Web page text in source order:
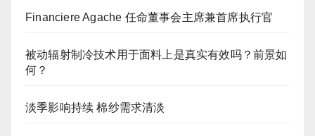
Financiere Agache 任命董事会主席兼首席执行官
被动辐射制冷技术用于面料上是真实有效吗？前景如
何？
淡季影响持续 棉纱需求清淡